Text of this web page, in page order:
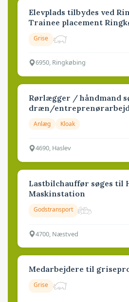
Elevplads tilbydes ved
Trainee placement
Grise
6950, Ringkøbing
Rørlægger / håndmand
dræn/
Anlæg Kloak
4690, Haslev
Lastbilchauffør søges til
Maskinstation
Godstransport
4700, Næstved
Medarbejdere til
Grise